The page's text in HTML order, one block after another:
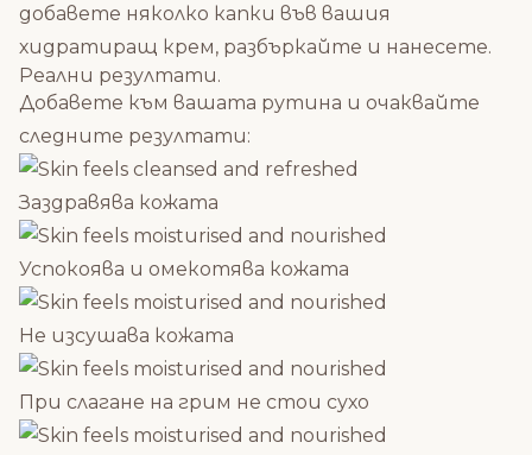
добавете няколко капки във вашия
хидратиращ крем, разбъркайте и нанесете.
Реални резултати.
Добавете към вашата рутина и очаквайте
следните резултати:
Заздравява кожата
Успокоява и омекотява кожата
Не изсушава кожата
При слагане на грим не стои сухо